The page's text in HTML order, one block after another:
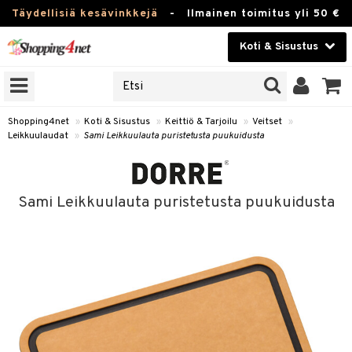
Täydellisiä kesävinkkejä - Ilmainen toimitus yli 50 €
Koti & Sisustus
Kauneudenhoito
Piilolinssit
Fitness
Tuotemerkkejä
Kampanjat
Shopping4net » Koti & Sisustus » Keittiö & Tarjoilu » Veitset »
Leikkuulaudat » Sami Leikkuulauta puristetusta puukuidusta
Sami Leikkuulauta puristetusta puukuidusta
Karahvit
Tee & Espresso